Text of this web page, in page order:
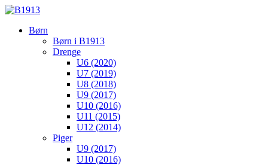
Børn
Børn i B1913
Drenge
U6 (2020)
U7 (2019)
U8 (2018)
U9 (2017)
U10 (2016)
U11 (2015)
U12 (2014)
Piger
U9 (2017)
U10 (2016)